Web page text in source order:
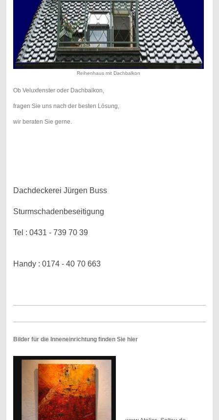
Reihenhaus mit Dachbalkon
Ob Veluxfenster oder Dachbalkon,
fragen Sie uns nach der besten Lösung,
wir beraten Sie gerne.
Dachdeckerei Jürgen Buss
Sturmschadenbeseitigung
Tel : 0431 - 739 70 39
Handy : 0174 - 40 70 663
Bilder für die Inneneinrichtung finden Sie hier